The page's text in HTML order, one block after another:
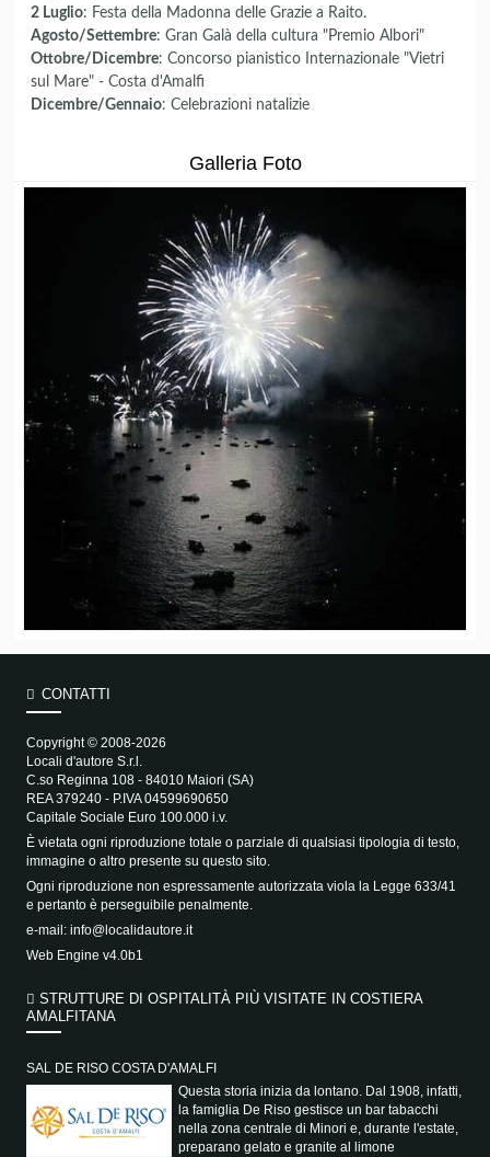
2 Luglio: Festa della Madonna delle Grazie a Raito.
Agosto/Settembre: Gran Galà della cultura "Premio Albori"
Ottobre/Dicembre: Concorso pianistico Internazionale "Vietri
sul Mare" - Costa d'Amalfi
Dicembre/Gennaio: Celebrazioni natalizie
Galleria Foto
CONTATTI
Copyright © 2008-2026
Locali d'autore S.r.l.
C.so Reginna 108 - 84010 Maiori (SA)
REA 379240 - P.IVA 04599690650
Capitale Sociale Euro 100.000 i.v.
È vietata ogni riproduzione totale o parziale di qualsiasi tipologia di testo,
immagine o altro presente su questo sito.
Ogni riproduzione non espressamente autorizzata viola la Legge 633/41
e pertanto è perseguibile penalmente.
e-mail: info@localidautore.it
Web Engine v4.0b1
STRUTTURE DI OSPITALITÀ PIÙ VISITATE IN COSTIERA
AMALFITANA
SAL DE RISO COSTA D'AMALFI
Questa storia inizia da lontano. Dal 1908, infatti,
la famiglia De Riso gestisce un bar tabacchi
nella zona centrale di Minori e, durante l'estate,
preparano gelato e granite al limone